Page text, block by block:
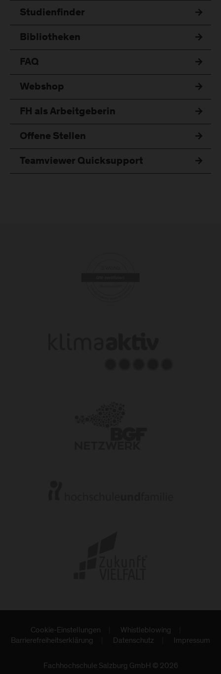
Studienfinder
Bibliotheken
FAQ
Webshop
FH als Arbeitgeberin
Offene Stellen
Teamviewer Quicksupport
Fachhochschule Salzburg GmbH © 2026
Cookie-Einstellungen
Whistleblowing
Barrierefreiheitserklärung
Datenschutz Impressum